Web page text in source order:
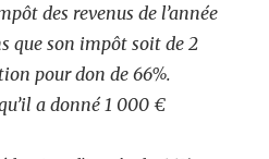
des revenus de l’année
que son impôt soit de 2
pour don de 66%.
a donné 1 000 €